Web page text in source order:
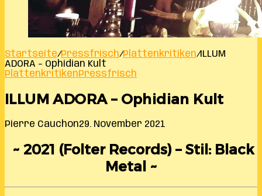
Startseite/Pressfrisch/Plattenkritiken/ILLUM
ADORA – Ophidian Kult
PlattenkritikenPressfrisch
ILLUM ADORA – Ophidian Kult
Pierre Cauchon29. November 2021
~ 2021 (Folter Records) – Stil: Black
Metal ~